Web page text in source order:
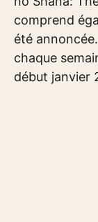
comprend
été
chaque
début janvier